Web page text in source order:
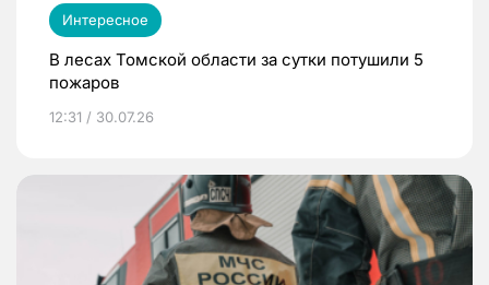
Интересное
В лесах Томской области за сутки потушили 5
пожаров
12:31 / 30.07.26